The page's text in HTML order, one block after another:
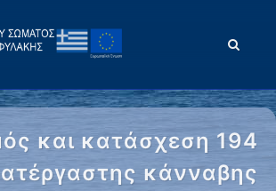
και κατάσχεση 194
κάνναβης